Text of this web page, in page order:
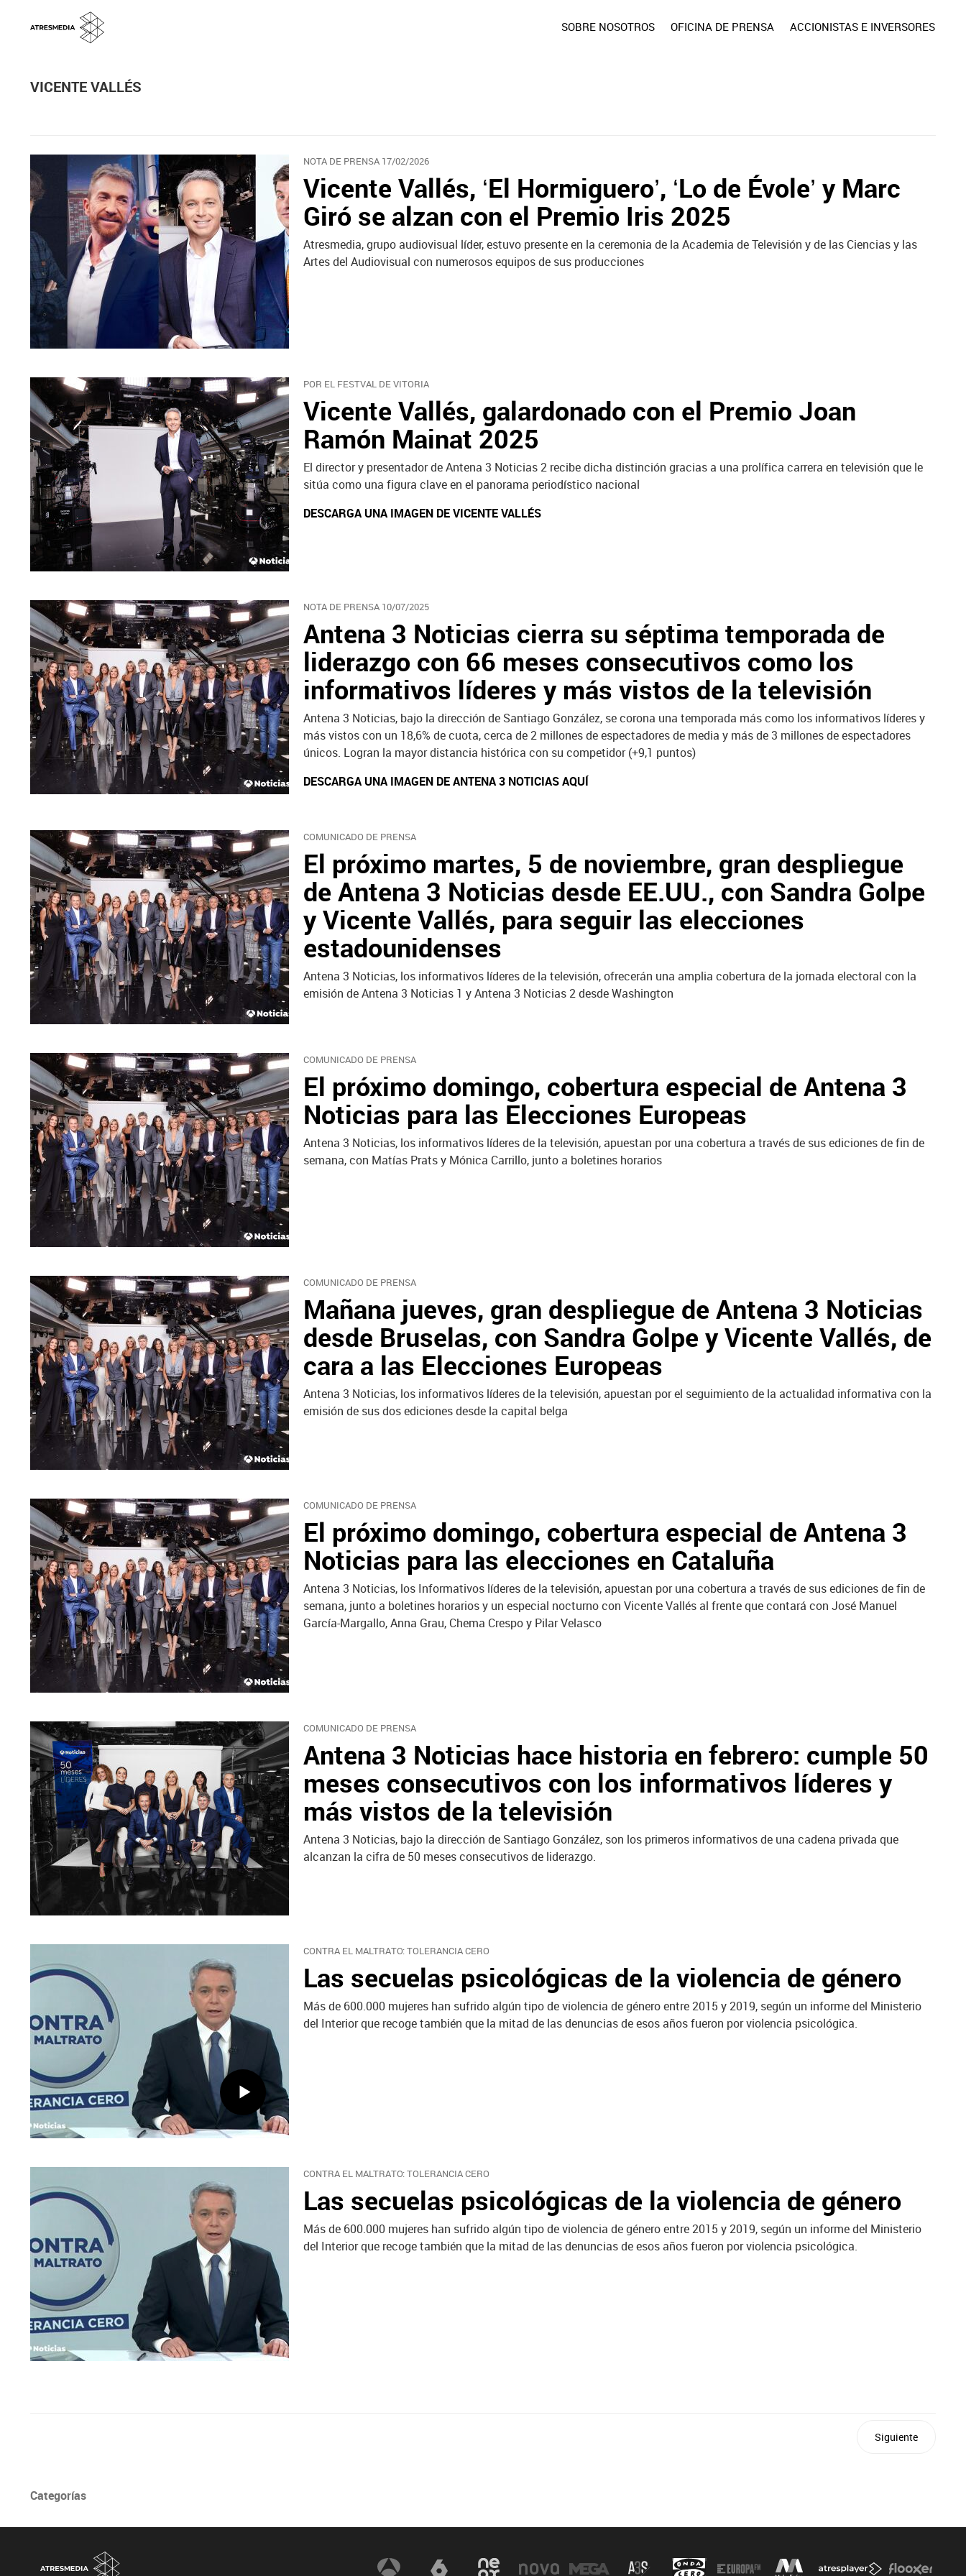
SOBRE NOSOTROS OFICINA DE PRENSA ACCIONISTAS E INVERSORES
VICENTE VALLÉS
NOTA DE PRENSA 17/02/2026
Vicente Vallés, ‘El Hormiguero’, ‘Lo de Évole’ y Marc
Giró se alzan con el Premio Iris 2025
Atresmedia, grupo audiovisual líder, estuvo presente en la ceremonia de la Academia de Televisión y de las Ciencias y las
Artes del Audiovisual con numerosos equipos de sus producciones
POR EL FESTVAL DE VITORIA
Vicente Vallés, galardonado con el Premio Joan
Ramón Mainat 2025
El director y presentador de Antena 3 Noticias 2 recibe dicha distinción gracias a una prolífica carrera en televisión que le
sitúa como una figura clave en el panorama periodístico nacional
DESCARGA UNA IMAGEN DE VICENTE VALLÉS
NOTA DE PRENSA 10/07/2025
Antena 3 Noticias cierra su séptima temporada de
liderazgo con 66 meses consecutivos como los
informativos líderes y más vistos de la televisión
Antena 3 Noticias, bajo la dirección de Santiago González, se corona una temporada más como los informativos líderes y
más vistos con un 18,6% de cuota, cerca de 2 millones de espectadores de media y más de 3 millones de espectadores
únicos. Logran la mayor distancia histórica con su competidor (+9,1 puntos)
DESCARGA UNA IMAGEN DE ANTENA 3 NOTICIAS AQUÍ
COMUNICADO DE PRENSA
El próximo martes, 5 de noviembre, gran despliegue
de Antena 3 Noticias desde EE.UU., con Sandra Golpe
y Vicente Vallés, para seguir las elecciones
estadounidenses
Antena 3 Noticias, los informativos líderes de la televisión, ofrecerán una amplia cobertura de la jornada electoral con la
emisión de Antena 3 Noticias 1 y Antena 3 Noticias 2 desde Washington
COMUNICADO DE PRENSA
El próximo domingo, cobertura especial de Antena 3
Noticias para las Elecciones Europeas
Antena 3 Noticias, los informativos líderes de la televisión, apuestan por una cobertura a través de sus ediciones de fin de
semana, con Matías Prats y Mónica Carrillo, junto a boletines horarios
COMUNICADO DE PRENSA
Mañana jueves, gran despliegue de Antena 3 Noticias
desde Bruselas, con Sandra Golpe y Vicente Vallés, de
cara a las Elecciones Europeas
Antena 3 Noticias, los informativos líderes de la televisión, apuestan por el seguimiento de la actualidad informativa con la
emisión de sus dos ediciones desde la capital belga
COMUNICADO DE PRENSA
El próximo domingo, cobertura especial de Antena 3
Noticias para las elecciones en Cataluña
Antena 3 Noticias, los Informativos líderes de la televisión, apuestan por una cobertura a través de sus ediciones de fin de
semana, junto a boletines horarios y un especial nocturno con Vicente Vallés al frente que contará con José Manuel
García-Margallo, Anna Grau, Chema Crespo y Pilar Velasco
COMUNICADO DE PRENSA
Antena 3 Noticias hace historia en febrero: cumple 50
meses consecutivos con los informativos líderes y
más vistos de la televisión
Antena 3 Noticias, bajo la dirección de Santiago González, son los primeros informativos de una cadena privada que
alcanzan la cifra de 50 meses consecutivos de liderazgo.
CONTRA EL MALTRATO: TOLERANCIA CERO
Las secuelas psicológicas de la violencia de género
Más de 600.000 mujeres han sufrido algún tipo de violencia de género entre 2015 y 2019, según un informe del Ministerio
del Interior que recoge también que la mitad de las denuncias de esos años fueron por violencia psicológica.
CONTRA EL MALTRATO: TOLERANCIA CERO
Las secuelas psicológicas de la violencia de género
Más de 600.000 mujeres han sufrido algún tipo de violencia de género entre 2015 y 2019, según un informe del Ministerio
del Interior que recoge también que la mitad de las denuncias de esos años fueron por violencia psicológica.
Siguiente
Categorías